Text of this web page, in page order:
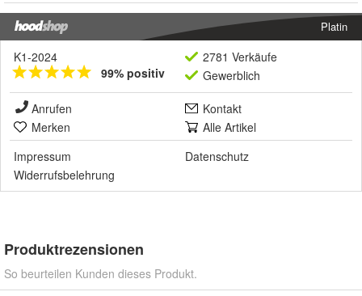
Platin
K1-2024
99% positiv
2781 Verkäufe
Gewerblich
Anrufen
Kontakt
Merken
Alle Artikel
Impressum
Datenschutz
Widerrufsbelehrung
Produktrezensionen
So beurteilen Kunden dieses Produkt.